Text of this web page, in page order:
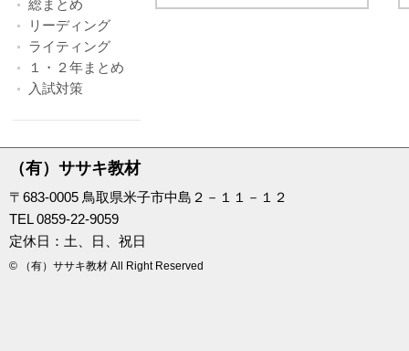
総まとめ
リーディング
ライティング
１・２年まとめ
入試対策
（有）ササキ教材
〒683-0005 鳥取県米子市中島２－１１－１２
TEL 0859-22-9059
定休日：土、日、祝日
© （有）ササキ教材 All Right Reserved